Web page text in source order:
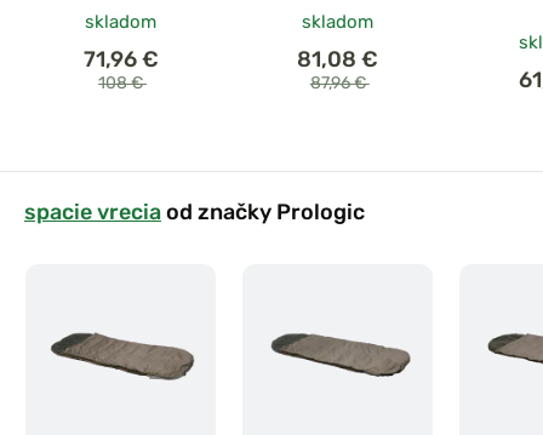
skladom
71,96 €
108 €
skladom
81,08 €
87,96 €
spacie vreciaod značky Prologic